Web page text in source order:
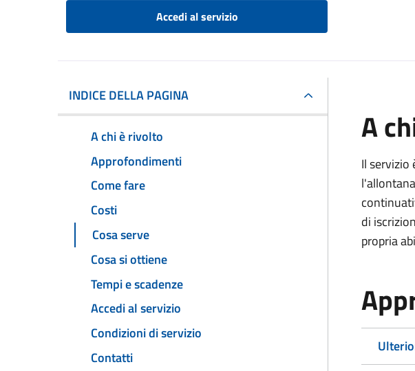
Accedi al servizio
INDICE DELLA PAGINA
A chi è rivolto
Approfondimenti
Come fare
Costi
Cosa serve
Cosa si ottiene
Tempi e scadenze
Accedi al servizio
Condizioni di servizio
Contatti
A
Il
di
propria